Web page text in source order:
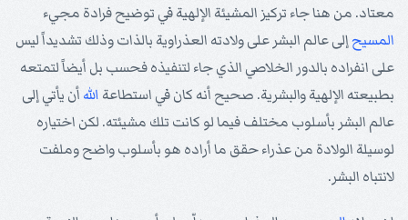
معتاد. من هنا جاء تركيز المشيئة الإلهية في توضيح فرادة مجيء
المسيحإلى عالم البشر على ولادته العذراوية بالذات وذلك تشديداً ليس
على انفراده بالدور الخلاصي الذي جاء لتنفيذه فحسب بل أيضاً لتمتعه
بطبيعته الإلهية والبشرية. صحيح أنه كان في استطاعة الله أن يأتي إلى
عالم البشر بأسلوب مختلف فيما لو كانت تلك مشيئته. لكن اختياره
لوسيلة الولادة من عذراء حقق ما أراده هو بأسلوب واضح وملفت
لانتباه البشر.